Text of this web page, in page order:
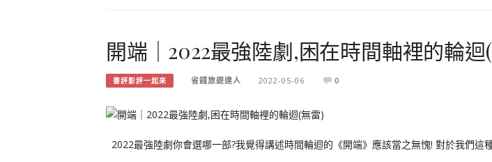
開端｜2022最強陸劇,困在時間軸裡的輪迴
書評影評一起來 省錢旅遊達人 2022-05-06 0
2022最強陸劇你會選哪一部?我覺得講述時間輪迴的《開端》應該當之無愧! 對於我們這